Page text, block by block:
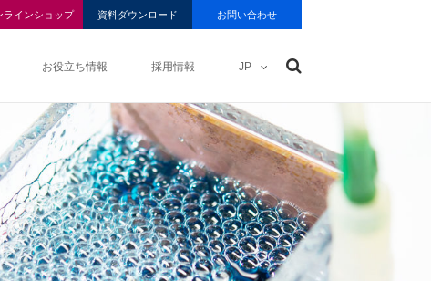
ラインショップ 資料ダウンロード お問い合わせ
お役立ち情報 採用情報 JP